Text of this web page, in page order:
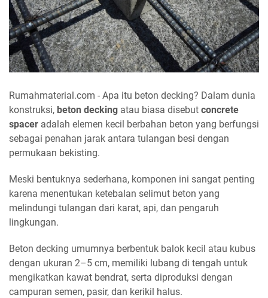
Rumahmaterial.com - Apa itu beton decking? Dalam dunia
konstruksi, beton decking atau biasa disebut concrete
spacer adalah elemen kecil berbahan beton yang berfungsi
sebagai penahan jarak antara tulangan besi dengan
permukaan bekisting.
Meski bentuknya sederhana, komponen ini sangat penting
karena menentukan ketebalan selimut beton yang
melindungi tulangan dari karat, api, dan pengaruh
lingkungan.
Beton decking umumnya berbentuk balok kecil atau kubus
dengan ukuran 2–5 cm, memiliki lubang di tengah untuk
mengikatkan kawat bendrat, serta diproduksi dengan
campuran semen, pasir, dan kerikil halus.